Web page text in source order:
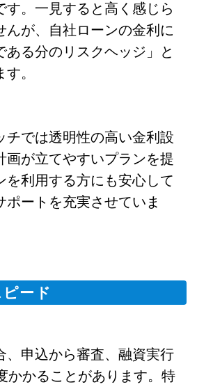
す。一見すると高く感じら
んが、自社ローンの金利に
ある分のリスクヘッジ」と
。
チでは透明性の高い金利設
画が立てやすいプランを提
を利用する方にも安心して
ポートを充実させていま
ード
、申込から審査、融資実行
かかることがあります。特